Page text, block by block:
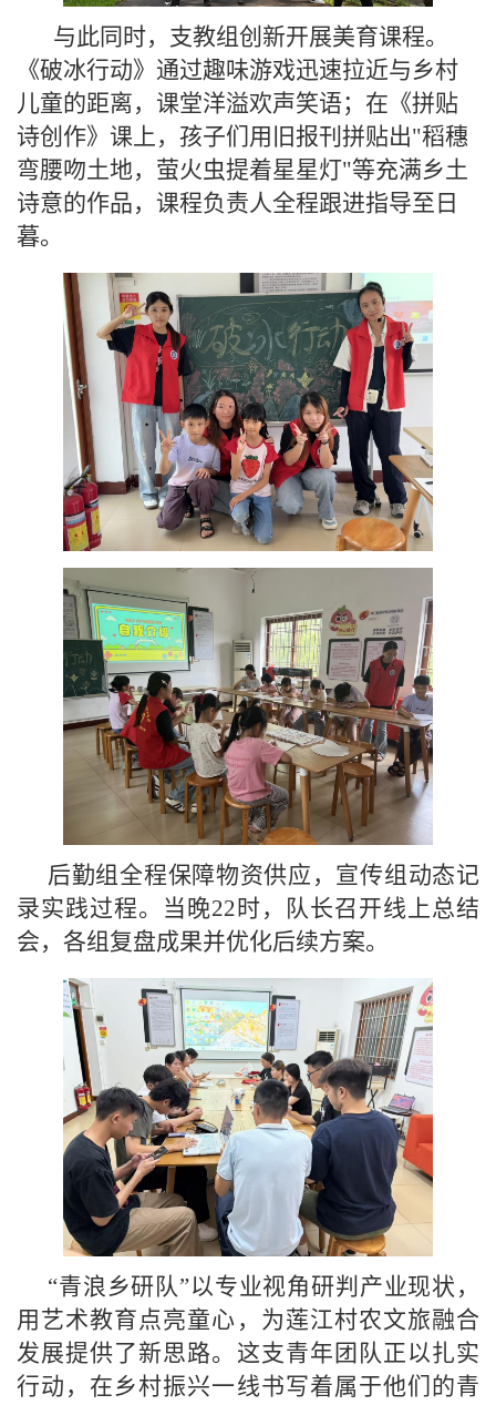
与此同时，支教组创新开展美育课程。
《破冰行动》通过趣味游戏迅速拉近与乡村
儿童的距离，课堂洋溢欢声笑语；在《拼贴
诗创作》课上，孩子们用旧报刊拼贴出"稻穗
弯腰吻土地，萤火虫提着星星灯"等充满乡土
诗意的作品，课程负责人全程跟进指导至日
暮。
后勤组全程保障物资供应，宣传组动态记
录实践过程。当晚22时，队长召开线上总结
会，各组复盘成果并优化后续方案。
“青浪乡研队”以专业视角研判产业现状，
用艺术教育点亮童心，为莲江村农文旅融合
发展提供了新思路。这支青年团队正以扎实
行动，在乡村振兴一线书写着属于他们的青